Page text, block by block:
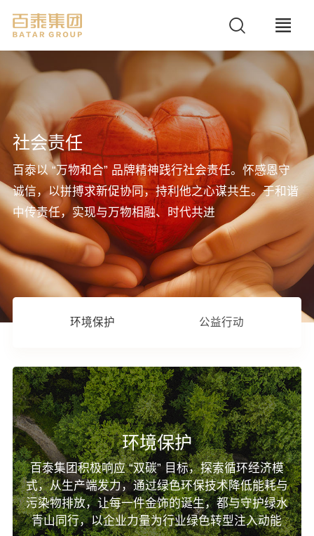
社会责任
百泰以 “万物和合” 品牌精神践行社会责任。怀感恩守
诚信，以拼搏求新促协同，持利他之心谋共生。于和谐
中传责任，实现与万物相融、时代共进
环境保护 公益行动
环境保护
百泰集团积极响应 “双碳” 目标，探索循环经济模
式，从生产端发力，通过绿色环保技术降低能耗与
污染物排放，让每一件金饰的诞生，都与守护绿水
青山同行，以企业力量为行业绿色转型注入动能